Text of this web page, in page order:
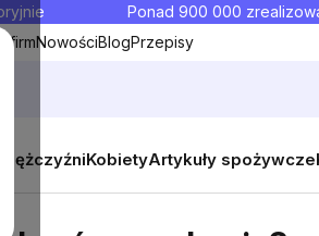
Ponad 900 000
firmNowościBlogPrzepisy
MężczyźniKobietyArtykuły spożywcze